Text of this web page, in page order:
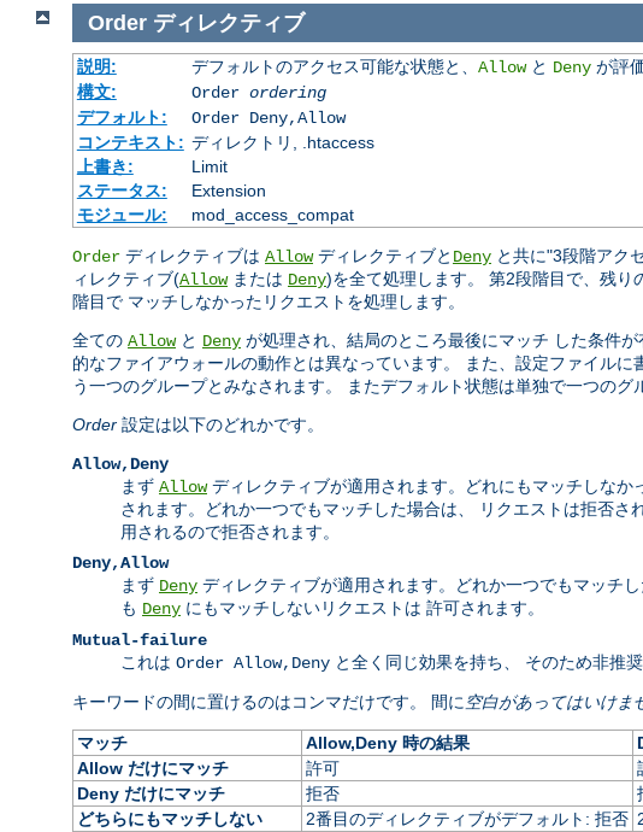
Order ディレクティブ
説明: デフォルトのアクセス可能な状態と、 Allowと Denyが評
構文:
Order ordering
デフォルト:
Order Deny,Allow
コンテキスト: ディレクトリ, .htaccess
上書き:
Limit
ステータス:
Extension
モジュール:
mod_access_compat
Order ディレクティブは Allowディレクティブと Deny と共に"3段階アク
ィレクティブ(Allowまたは Deny)を全て処理します。 第2段階目で、残り
階目で マッチしなかったリクエストを処理します。
全ての Allowと Deny が処理され、結局のところ最後にマッチ した条件
的なファイアウォールの動作とは異なっています。 また、設定ファイルに
う一つのグループとみなされます。 またデフォルト状態は単独で一つのグ
Order 設定は以下のどれかです。
Allow,Deny
まず Allowディレクティブが適用されます。どれにもマッチしな
されます。どれか一つでもマッチした場合は、 リクエストは拒否さ
用されるので拒否されます。
Deny,Allow
まず Deny ディレクティブが適用されます。どれか一つでもマッチし
も Deny にもマッチしないリクエストは 許可されます。
Mutual-failure
これは Order Allow,Deny と全く同じ効果を持ち、 そのため非推奨
キーワードの間に置けるのはコンマだけです。 間に 空白があってはいけま
マッチ Allow,Deny 時の結果
Allow だけにマッチ
許可
Deny だけにマッチ
拒否
どちらにもマッチしない
2番目のディレクティブがデフォルト: 拒否